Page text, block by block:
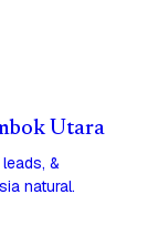
Utara
&
natural.